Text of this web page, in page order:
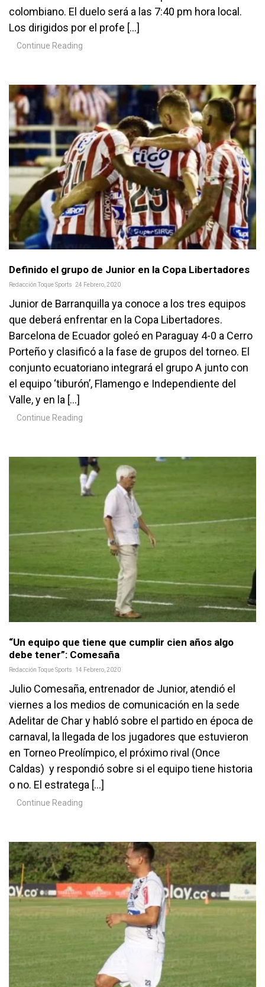
colombiano. El duelo será a las 7:40 pm hora local.
Los dirigidos por el profe […]
Continue Reading
Definido el grupo de Junior en la Copa Libertadores
Redacción Toque Sports 24 Febrero, 2020
Junior de Barranquilla ya conoce a los tres equipos
que deberá enfrentar en la Copa Libertadores.
Barcelona de Ecuador goleó en Paraguay 4-0 a Cerro
Porteño y clasificó a la fase de grupos del torneo. El
conjunto ecuatoriano integrará el grupo A junto con
el equipo ‘tiburón’, Flamengo e Independiente del
Valle, y en la […]
Continue Reading
“Un equipo que tiene que cumplir cien años algo
debe tener”: Comesaña
Redacción Toque Sports 14 Febrero, 2020
Julio Comesaña, entrenador de Junior, atendió el
viernes a los medios de comunicación en la sede
Adelitar de Char y habló sobre el partido en época de
carnaval, la llegada de los jugadores que estuvieron
en Torneo Preolímpico, el próximo rival (Once
Caldas) y respondió sobre si el equipo tiene historia
o no. El estratega […]
Continue Reading